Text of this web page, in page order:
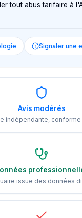
tout abus tarifaire à
Signaler une
Avis modérés
indépendante, conforme
issue des données